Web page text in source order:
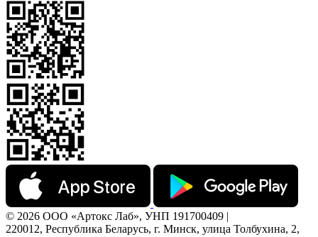
© 2026 ООО «Артокс Лаб», УНП 191700409 |
220012, Республика Беларусь, г. Минск, улица Толбухина, 2,